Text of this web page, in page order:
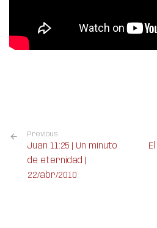
Previous
Juan 11:25 | Un minuto
de eternidad |
22/abr/2010